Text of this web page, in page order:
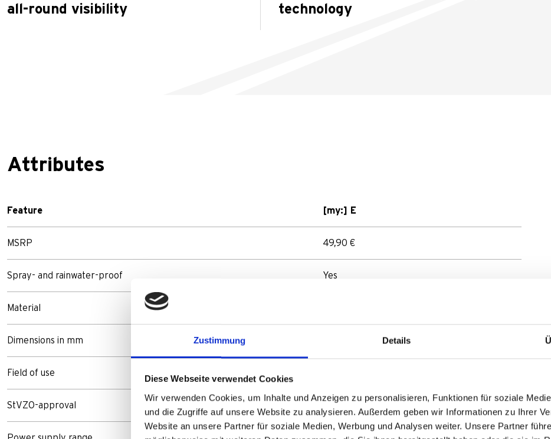
Zustimmung Details
Diese Webseite verwendet Cookies
Wir verwenden Cookies, um Inhalte und Anzeigen zu personalisieren, Funktionen für soziale
und die Zugriffe auf unsere Website zu analysieren. Außerdem geben wir Informationen zu Ihrer
Website an unsere Partner für soziale Medien, Werbung und Analysen weiter. Unsere Partner
all-round visibility
technology
Attributes
Feature [my:] E
MSRP 49,90 €
Spray- and rainwater-proof Yes
Material
Dimensions in mm
Field of use
StVZO-approval Yes